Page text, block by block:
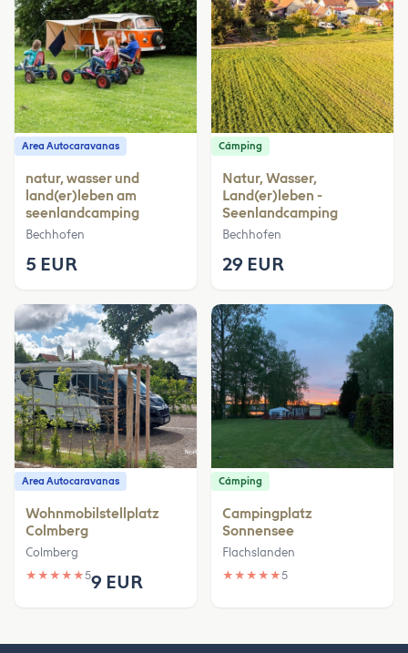
Area Autocaravanas
natur, wasser und
land(er)leben am
seenlandcamping
Bechhofen
5 EUR
Cámping
Natur, Wasser,
Land(er)leben -
Seenlandcamping
Bechhofen
29 EUR
Area Autocaravanas
Wohnmobilstellplatz
Colmberg
Colmberg
★ ★ ★ ★ ★59 EUR
Cámping
Campingplatz
Sonnensee
Flachslanden
★ ★ ★ ★ ★5